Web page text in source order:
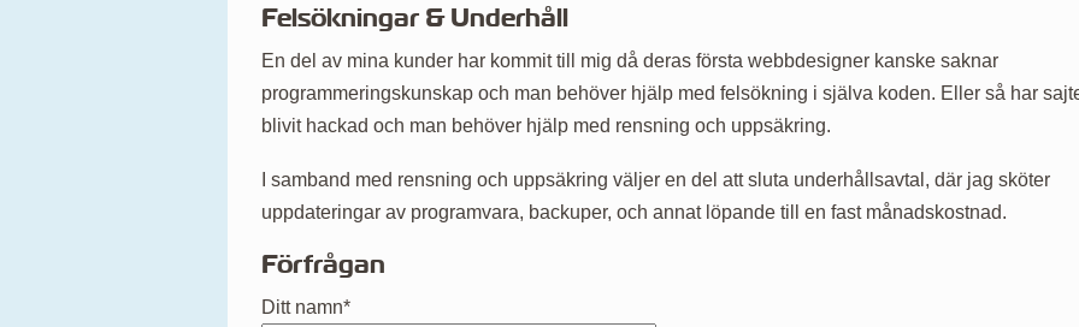
Felsökningar & Underhåll
En del av mina kunder har kommit till mig då deras första webbdesigner kanske saknar
programmeringskunskap och man behöver hjälp med felsökning i själva koden. Eller så har
blivit hackad och man behöver hjälp med rensning och uppsäkring.
I samband med rensning och uppsäkring väljer en del att sluta underhållsavtal, där jag sköter
uppdateringar av programvara, backuper, och annat löpande till en fast månadskostnad.
Förfrågan
Ditt namn*